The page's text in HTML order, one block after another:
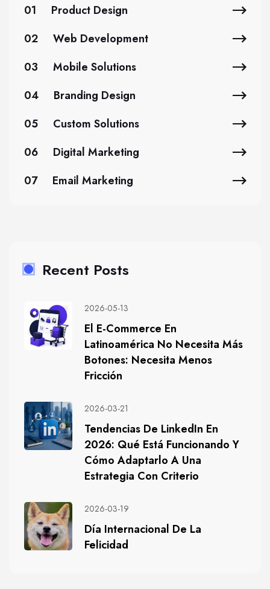
01
Product Design
02
Web Development
03
Mobile Solutions
04
Branding Design
05
Custom Solutions
06
Digital Marketing
07
Email Marketing
Recent Posts
2026-05-13
El E-Commerce En
Latinoamérica No Necesita Más
Botones: Necesita Menos
Fricción
2026-03-21
Tendencias De LinkedIn En
2026: Qué Está Funcionando Y
Cómo Adaptarlo A Una
Estrategia Con Criterio
2026-03-19
Día Internacional De La
Felicidad